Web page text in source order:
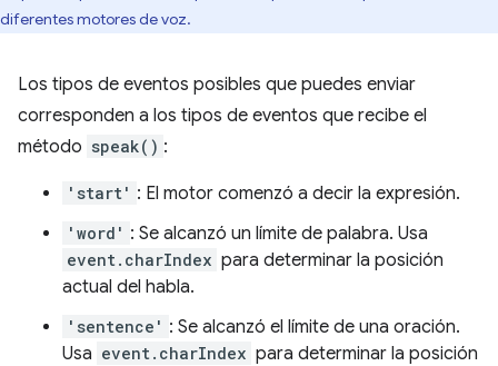
diferentes motores de voz.
Los tipos de eventos posibles que puedes enviar
corresponden a los tipos de eventos que recibe el
método speak() :
'start' : El motor comenzó a decir la expresión.
'word' : Se alcanzó un límite de palabra. Usa
event.charIndex para determinar la posición
actual del habla.
'sentence' : Se alcanzó el límite de una oración.
Usa event.charIndex para determinar la posición